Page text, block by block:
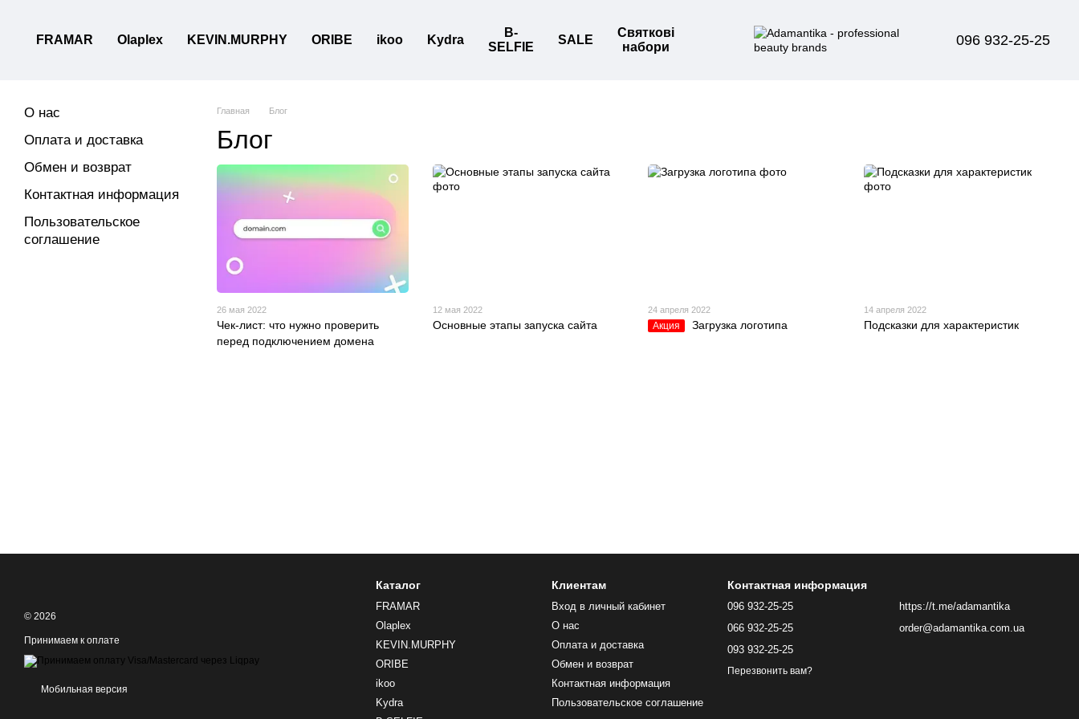
FRAMAR Olaplex KEVIN.MURPHY ORIBE ikoo Kydra
B-
SELFIE
SALE
Святкові
набори
096 932-25-25
Главная Блог
Блог
26 мая 2022
Чек-лист: что нужно проверить
перед подключением домена
12 мая 2022
Основные этапы запуска сайта
24 апреля 2022
Акция Загрузка логотипа
14 апреля 2022
Подсказки для характеристик
О нас
Оплата и доставка
Обмен и возврат
Контактная информация
Пользовательское
соглашение
© 2026
Принимаем к оплате
Мобильная версия
Каталог
FRAMAR
Olaplex
KEVIN.MURPHY
ORIBE
ikoo
Kydra
Клиентам
Вход в личный кабинет
О нас
Оплата и доставка
Обмен и возврат
Контактная информация
Пользовательское соглашение
Контактная информация
096 932-25-25
066 932-25-25
093 932-25-25
Перезвонить вам?
https://t.me/adamantika
order@adamantika.com.ua